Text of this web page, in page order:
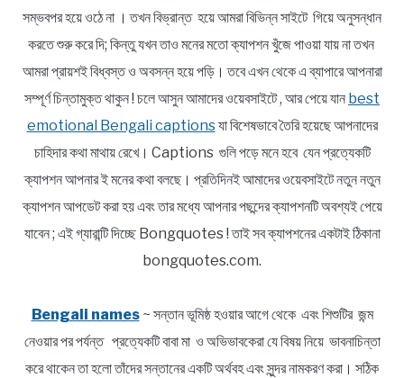
সম্ভবপর হয়ে ওঠে না । তখন বিভ্রান্ত হয়ে আমরা বিভিন্ন সাইটে গিয়ে অনুসন্ধান
করতে শুরু করে দি; কিন্তু যখন তাও মনের মতো ক্যাপশন খুঁজে পাওয়া যায় না তখন
আমরা প্রায়শই বিধ্বস্ত ও অবসন্ন হয়ে পড়ি। তবে এখন থেকে এ ব্যাপারে আপনারা
সম্পূর্ণ চিন্তামুক্ত থাকুন ! চলে আসুন আমাদের ওয়েবসাইটে , আর পেয়ে যান best
emotional Bengali captionsযা বিশেষভাবে তৈরি হয়েছে আপনাদের
চাহিদার কথা মাথায় রেখে। Captions গুলি পড়ে মনে হবে যেন প্রত্যেকটি
ক্যাপশন আপনার ই মনের কথা বলছে। প্রতিদিনই আমাদের ওয়েবসাইটে নতুন নতুন
ক্যাপশন আপডেট করা হয় এবং তার মধ্যে আপনার পছন্দের ক্যাপশনটি অবশ্যই পেয়ে
যাবেন ; এই গ্যারান্টি দিচ্ছে Bongquotes ! তাই সব ক্যাপশনের একটাই ঠিকানা
bongquotes.com.
Bengali names~ সন্তান ভূমিষ্ঠ হওয়ার আগে থেকে এবং শিশুটির জন্ম
নেওয়ার পর পর্যন্ত প্রত্যেকটি বাবা মা ও অভিভাবকেরা যে বিষয় নিয়ে ভাবনাচিন্তা
করে থাকেন তা হলো তাঁদের সন্তানের একটি অর্থবহ এবং সুন্দর নামকরণ করা। সঠিক